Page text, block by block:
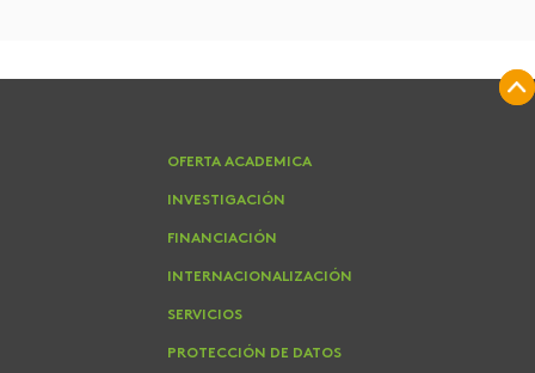
OFERTA ACADEMICA
INVESTIGACIÓN
FINANCIACIÓN
INTERNACIONALIZACIÓN
SERVICIOS
PROTECCIÓN DE DATOS